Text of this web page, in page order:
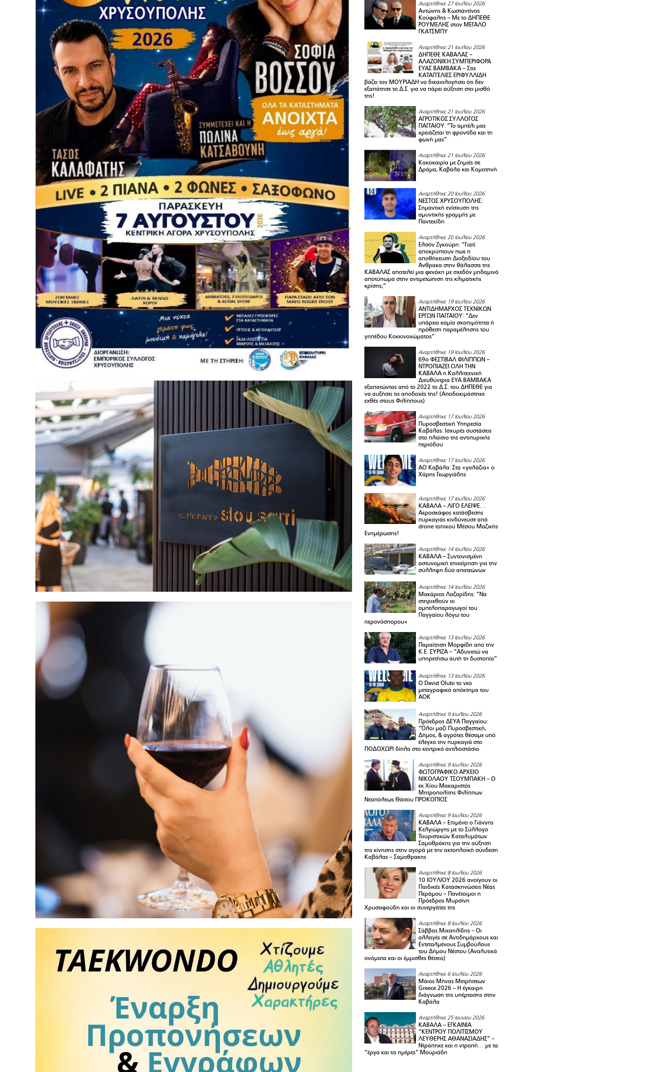
Αναρτήθηκε 27 Ιουλίου 2026
Αντώνης & Κωσταντίνος
Κούφαλης – Με το ΔΗΠΕΘΕ
ΡΟΥΜΕΛΗΣ στον ΜΕΓΑΛΟ
ΓΚΑΤΣΜΠΥ
Αναρτήθηκε 21 Ιουλίου 2026
ΔΗΠΕΘΕ ΚΑΒΑΛΑΣ –
ΑΛΑΖΟΝΙΚΗ ΣΥΜΠΕΡΙΦΟΡΑ
ΕΥΑΣ ΒΑΜΒΑΚΑ – Στις
ΚΑΤΑΓΓΕΛΙΕΣ ΕΡΙΦΥΛΛΙΔΗ
βάζει τον ΜΟΥΡΙΑΔΗ να δικαιολογήσει ότι δεν
εξαπάτησε το Δ.Σ. για να πάρει αύξηση στο μισθό
της!
Αναρτήθηκε 21 Ιουλίου 2026
ΑΓΡΟΤΙΚΟΣ ΣΥΛΛΟΓΟΣ
ΠΑΓΓΑΙΟY: “Το αμπέλι μας
χρειάζεται τη φροντίδα και τη
φωνή μας”
Αναρτήθηκε 21 Ιουλίου 2026
Κακοκαιρία με ζημιές σε
Δράμα, Καβάλα και Κομοτηνή
Αναρτήθηκε 20 Ιουλίου 2026
ΝΕΣΤΟΣ ΧΡΥΣΟΥΠΟΛΗΣ:
Σημαντική ενίσχυση της
αμυντικής γραμμής με
Παντεκίδη
Αναρτήθηκε 20 Ιουλίου 2026
Ελσόν Ζγκούρη: “Γιατί
αποκρύπτουν πως η
αποθήκευση Διοξειδίου του
Άνθρακα στην θάλασσα της
ΚΑΒΑΛΑΣ αποτελεί μια φενάκη με σχεδόν μηδαμινό
αποτύπωμα στην αντιμετώπιση της κλιματικής
κρίσης;”
Αναρτήθηκε 19 Ιουλίου 2026
ΑΝΤΙΔΗΜΑΡΧΟΣ ΤΕΧΝΙΚΩΝ
ΕΡΓΩΝ ΠΑΓΓΑΙΟΥ: “Δεν
υπάρχει καμία σκοπιμότητα ή
πρόθεση παραμέλησης του
γηπέδου Κοκκινοχώματος”
Αναρτήθηκε 19 Ιουλίου 2026
69ο ΦΕΣΤΙΒΑΛ ΦΙΛΙΠΠΩΝ –
ΝΤΡΟΠΙΑΖΕΙ ΟΛΗ ΤΗΝ
ΚΑΒΑΛΑ η Καλλιτεχνική
Διευθύντρια ΕΥΑ ΒΑΜΒΑΚΑ
εξαπατώντας από το 2022 το Δ.Σ. του ΔΗΠΕΘΕ για
να αυξήσει τις αποδοχές της! (Αποδοκιμάστηκε
εχθές στους Φιλίππους)
Αναρτήθηκε 17 Ιουλίου 2026
Πυροσβεστική Υπηρεσία
Καβάλας: Ισχυρές συστάσεις
στο πλαίσιο της αντιπυρικής
περιόδου
Αναρτήθηκε 17 Ιουλίου 2026
ΑΟ Καβάλα: Στα «γαλάζια» ο
Χάρης Γεωργιάδης
Αναρτήθηκε 17 Ιουλίου 2026
ΚΑΒΑΛΑ – ΛΙΓΟ ΕΛΕΙΨΕ…
Αεροσκάφος κατάσβεσης
πυρκαγιάς κινδύνευσε από
drone τοπικού Μέσου Μαζικής
Ενημέρωσης!
Αναρτήθηκε 14 Ιουλίου 2026
ΚΑΒΑΛΑ – Συντονισμένη
αστυνομική επιχείρηση για την
σύλληψη δύο απατεώνων
Αναρτήθηκε 14 Ιουλίου 2026
Μακάριος Λαζαρίδης: “Να
στηριχθούν οι
αμπελοπαραγωγοί του
Παγγαίου λόγω του
περονόσπορου»
Αναρτήθηκε 13 Ιουλίου 2026
Παραίτηση Μορφίδη απο την
Κ.Ε. ΣΥΡΙΖΑ – “Αδυνατώ να
υπηρετήσω αυτή τη δυστοπία”
Αναρτήθηκε 13 Ιουλίου 2026
Ο David Olubi το νεο
μεταγραφικό απόκτημα του
ΑΟΚ
Αναρτήθηκε 9 Ιουλίου 2026
Πρόεδρος ΔΕΥΑ Παγγαίου:
“Όλοι μαζί Πυροσβεστική,
Δήμος, & αγρότες θέσαμε υπό
έλεγχο την πυρκαγιά στο
ΠΟΔΟΧΩΡΙ δίπλα στο κεντρικό αντλιοστάσιο
Αναρτήθηκε 9 Ιουλίου 2026
ΦΩΤΟΓΡΑΦΙΚΟ ΑΡΧΕΙΟ
ΝΙΚΟΛΑΟΥ ΤΣΟΥΜΠΑΚΗ – Ο
εκ Χίου Μακαριστός
Μητροπολίτης Φιλίππων
Νεαπόλεως Θάσου ΠΡΟΚΟΠΙΟΣ
Αναρτήθηκε 9 Ιουλίου 2026
ΚΑΒΑΛΑ – Επιμένει ο Γιάννης
Κελγιώργης με το Σύλλογο
Τουριστικών Καταλυμάτων
Σαμοθράκης για την αύξηση
της κίνησης στην αγορά με την ακτοπλοϊκή σύνδεση
Καβάλας – Σαμοθρακης
Αναρτήθηκε 8 Ιουλίου 2026
10 ΙΟΥΛΙΟΥ 2026 ανοίγουν οι
Παιδικές Κατασκηνώσεις Νέας
Περάμου – Πανέτοιμοι η
Πρόεδρος Μυρσίνη
Χρυσαφούδη και οι συνεργάτες της
Αναρτήθηκε 8 Ιουλίου 2026
Σάββας Μιχαηλίδης – Οι
αλλαγές σε Αντιδημάρχους και
Εντεταλμένους Συμβούλους
του Δήμου Νέστου (Αναλυτικά
ονόματα και οι έμμισθες θέσεις)
Αναρτήθηκε 6 Ιουλίου 2026
Μάιος Μήνας Μετρήσεων
Greece 2026 – H έγκαιρη
διάγνωση της υπέρτασης στην
Καβάλα
Αναρτήθηκε 25 Ιουνίου 2026
ΚΑΒΑΛΑ – ΕΓΚΑΙΝΙΑ
“ΚΕΝΤΡΟΥ ΠΟΛΙΤΙΣΜΟΥ
ΛΕΥΘΕΡΗΣ ΑΘΑΝΑΣΙΑΔΗΣ” –
Ντράπηκε και η ντροπή… με τα
“έργα και τις ημέρες” Μουριάδη